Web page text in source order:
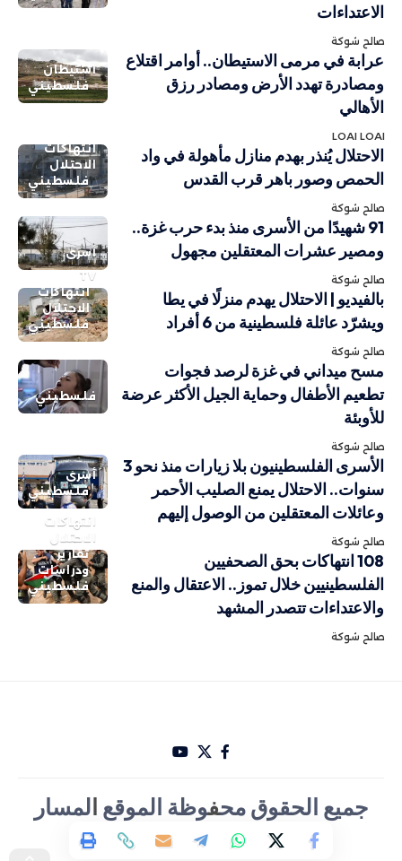
الاعتداءات
صالح شوكة
استيطان
فلسطيني
عرابة في مرمى الاستيطان.. أوامر اقتلاع
ومصادرة تهدد الأرض ومصادر رزق
الأهالي
LOAI LOAI
انتهاكات
الاحتلال
فلسطيني
الاحتلال يُنذر بهدم منازل مأهولة في واد
الحمص وصور باهر قرب القدس
صالح شوكة
أسرى
91 شهيدًا من الأسرى منذ بدء حرب غزة..
ومصير عشرات المعتقلين مجهول
صالح شوكة
TV
انتهاكات
الاحتلال
فلسطيني
بالفيديو | الاحتلال يهدم منزلًا في يطا
ويشرّد عائلة فلسطينية من 6 أفراد
صالح شوكة
فلسطيني
مسح ميداني في غزة لرصد فجوات
تطعيم الأطفال وحماية الجيل الأكثر عرضة
للأوبئة
صالح شوكة
أسرى
فلسطيني
الأسرى الفلسطينيون بلا زيارات منذ نحو 3
سنوات.. الاحتلال يمنع الصليب الأحمر
وعائلات المعتقلين من الوصول إليهم
صالح شوكة
انتهاكات
الاحتلال
تقارير
ودراسات
فلسطيني
108 انتهاكات بحق الصحفيين
الفلسطينيين خلال تموز.. الاعتقال والمنع
والاعتداءات تتصدر المشهد
صالح شوكة
جميع الحقوق محفوظة الموقع المسار
الأخباري تصميم Hakam